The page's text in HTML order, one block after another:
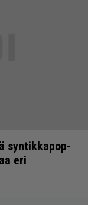
syntikkapop-
eri